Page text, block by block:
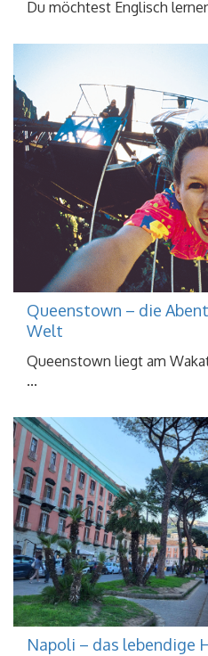
Du möchtest Englisch
Queenstown – die
Welt
Queenstown liegt am
...
Napoli – das lebendige